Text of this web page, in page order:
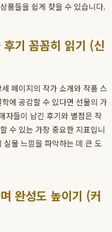
품들을 쉽게 찾을 수 있습니다.
기 꼼꼼히 읽기 (신
페이지의 작가 소개와 작품 스
에 공감할 수 있다면 선물의 가
자들이 남긴 후기와 별점은 작
수 있는 가장 중요한 지표입니
물 느낌을 파악하는 데 큰 도
완성도 높이기 (커